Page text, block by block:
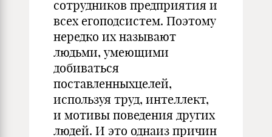
сотрудников предприятия и
всех егоподсистем. Поэтому
нередко их называют
людьми, умеющими
добиваться
поставленныхцелей,
используя труд, интеллект,
и мотивы поведения других
людей. И это однаиз причин